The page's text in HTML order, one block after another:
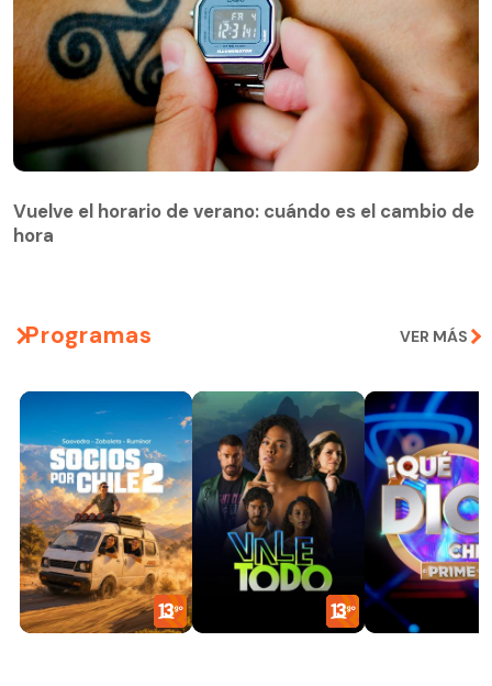
Vuelve el horario de verano: cuándo es el cambio de
hora
Programas VER MÁS